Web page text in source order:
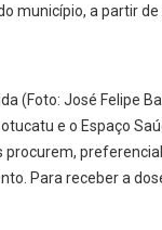
município, a partir
(Foto: José Felipe
e o Espaço
Para receber a